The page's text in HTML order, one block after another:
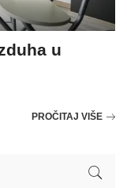
u
PROČITAJ VIŠE